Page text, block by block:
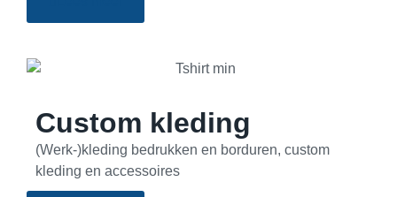
Custom kleding
(Werk-)kleding bedrukken en borduren, custom
kleding en accessoires